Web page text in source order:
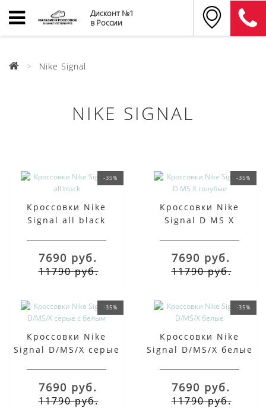
Дисконт №1
в России
Nike Signal
NIKE SIGNAL
-35%
Кроссовки Nike
Signal all black
7690 руб.
11790 руб.
-35%
Кроссовки Nike
Signal D MS X
7690 руб.
11790 руб.
-35%
Кроссовки Nike
Signal D/MS/X серые
7690 руб.
11790 руб.
-35%
Кроссовки Nike
Signal D/MS/X белые
7690 руб.
11790 руб.